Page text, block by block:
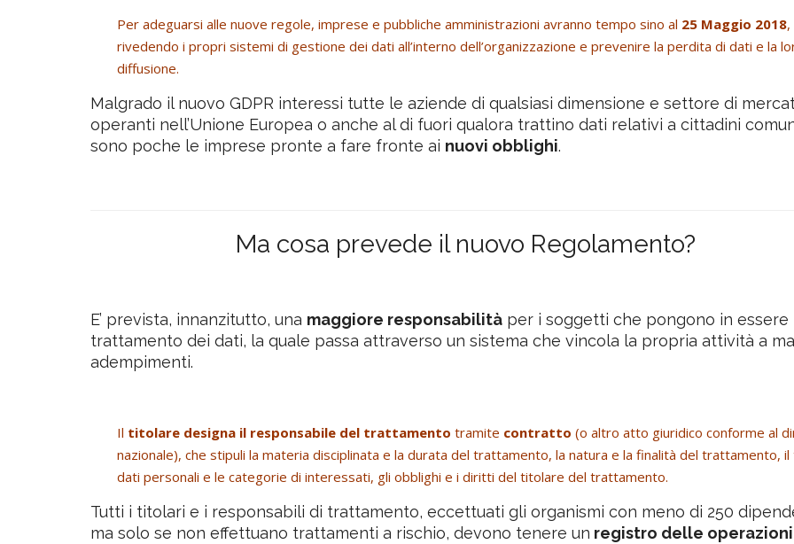
Per adeguarsi alle nuove regole, imprese e pubbliche amministrazioni avranno tempo sino al 25 Maggio 2018,
rivedendo i propri sistemi di gestione dei dati all’interno dell’organizzazione e prevenire la perdita di dati e la
diffusione.
Malgrado il nuovo GDPR interessi tutte le aziende di qualsiasi dimensione e settore di
operanti nell’Unione Europea o anche al di fuori qualora trattino dati relativi a cittadini
sono poche le imprese pronte a fare fronte ai nuovi obblighi.
Ma cosa prevede il nuovo Regolamento?
E’ prevista, innanzitutto, una maggiore responsabilità per i soggetti che pongono in essere
trattamento dei dati, la quale passa attraverso un sistema che vincola la propria attività a
adempimenti.
Il titolare designa il responsabile del trattamento tramite contratto (o altro atto giuridico conforme al
nazionale), che stipuli la materia disciplinata e la durata del trattamento, la natura e la finalità del trattamento,
dati personali e le categorie di interessati, gli obblighi e i diritti del titolare del trattamento.
Tutti i titolari e i responsabili di trattamento, eccettuati gli organismi con meno di 250
ma solo se non effettuano trattamenti a rischio, devono tenere un registro delle